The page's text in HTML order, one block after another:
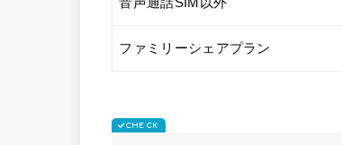
ファミリーシェアプラン